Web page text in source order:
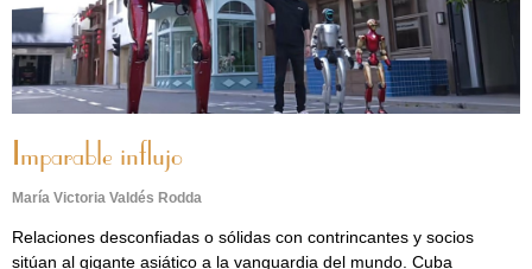
Imparable influjo
María Victoria Valdés Rodda
Relaciones desconfiadas o sólidas con contrincantes y socios
sitúan al gigante asiático a la vanguardia del mundo. Cuba